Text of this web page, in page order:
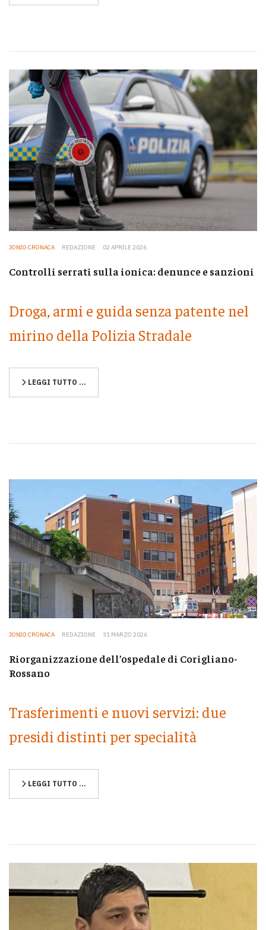
JONIO CRONACA REDAZIONE 02 APRILE 2026
Controlli serrati sulla ionica: denunce e sanzioni
Droga, armi e guida senza patente nel
mirino della Polizia Stradale
LEGGI TUTTO …
JONIO CRONACA REDAZIONE 31 MARZO 2026
Riorganizzazione dell’ospedale di Corigliano-
Rossano
Trasferimenti e nuovi servizi: due
presidi distinti per specialità
LEGGI TUTTO …